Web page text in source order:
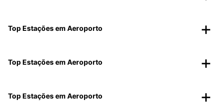
Top Estações em Aeroporto
Top Estações em Aeroporto
Top Estações em Aeroporto